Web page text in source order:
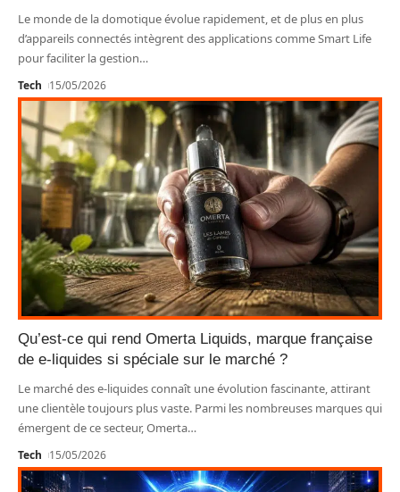
Le monde de la domotique évolue rapidement, et de plus en plus
d’appareils connectés intègrent des applications comme Smart Life
pour faciliter la gestion…
Tech 15/05/2026
Qu’est-ce qui rend Omerta Liquids, marque française
de e-liquides si spéciale sur le marché ?
Le marché des e-liquides connaît une évolution fascinante, attirant
une clientèle toujours plus vaste. Parmi les nombreuses marques qui
émergent de ce secteur, Omerta…
Tech 15/05/2026